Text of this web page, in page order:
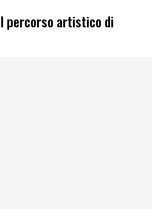
percorso artistico di